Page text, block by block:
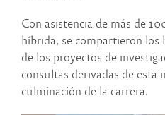
Con asistencia de más de
híbrida, se compartieron los
de los proyectos de
consultas derivadas de esta
culminación de la carrera.